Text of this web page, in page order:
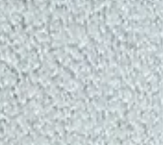
井戸設備補修～
鈴鹿市十宮、F様邸 井戸サクションストレーナー
清掃～ #水が出やんのやわ #井戸水 #水撒きノ
ル #内装こにし #ナカジマ設備